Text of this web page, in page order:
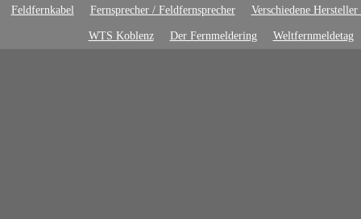
Feldfernkabel Fernsprecher / Feldfernsprecher Verschiedene
WTS Koblenz Der Fernmeldering Weltfernmeldetag